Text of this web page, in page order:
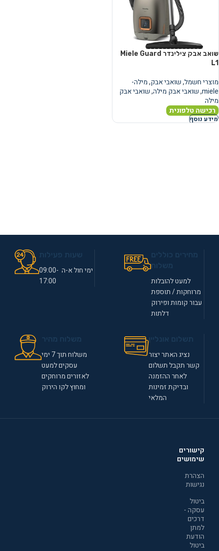
שואב אבק צילינדר Miele Guard
L1
מוצרי חשמל,שואבי אבק,מילה-
miele
,שואבי אבק מילה,שואבי אבק
מילה
רכישה טלפונית
מידע נוסף
למעט להובלות
מרוחקות / תוספת
עבור קומות ופירוק
דלתות
ימי חול א-ה 09:00-
17:00
נציג האתר יצור
קשר תקבל תשלום
לאחר ההזמנה
ובדיקת זמינות
המלאי
משלוח תוך 7 ימי
עסקים למעט
לאזורים מרוחקים
ומחוץ לקו הירוק
קישורים
שימושים
הצהרת
נגישות
ביטול
עסקה -
דרכים
למתן
הודעת
ביטול